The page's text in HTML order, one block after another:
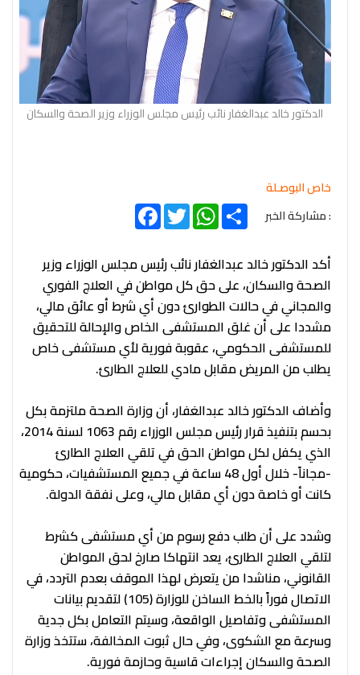
الدكتور خالد عبدالغفار نائب رئيس مجلس الوزراء وزير الصحة والسكان
خاص البوصـلة
: مشاركة الخبر
FacebookTwitter
WhatsAppShare
أكد الدكتور خالد عبدالغفار نائب رئيس مجلس الوزراء وزير
الصحة والسكان، على حق كل مواطن في العلاج الفوري
والمجاني في حالات الطوارئ دون أي شرط أو عائق مالي،
مشددا على أن غلق المستشفى الخاص والإحالة للتحقيق
للمستشفى الحكومي، عقوبة فورية لأي مستشفى خاص
يطلب من المريض مقابل مادي للعلاج الطارئ.
وأضاف الدكتور خالد عبدالغفار، أن وزارة الصحة ملتزمة بكل
بحسم بتنفيذ قرار رئيس مجلس الوزراء رقم 1063 لسنة 2014،
الذي يكفل لكل مواطن الحق في تلقي العلاج الطارئ
-مجاناً- خلال أول 48 ساعة في جميع المستشفيات، حكومية
كانت أو خاصة دون أي مقابل مالي، وعلى نفقة الدولة.
وشدد على أن طلب دفع رسوم من أي مستشفى كشرط
لتلقي العلاج الطارئ، يعد انتهاكا صارخ لحق المواطن
القانوني، مناشدا من يتعرض لهذا الموقف بعدم التردد، في
الاتصال فوراً بالخط الساخن للوزارة (105) لتقديم بيانات
المستشفى وتفاصيل الواقعة، وسيتم التعامل بكل جدية
وسرعة مع الشكوى، وفي حال ثبوت المخالفة، ستتخذ وزارة
الصحة والسكان إجراءات قاسية وحازمة فورية.